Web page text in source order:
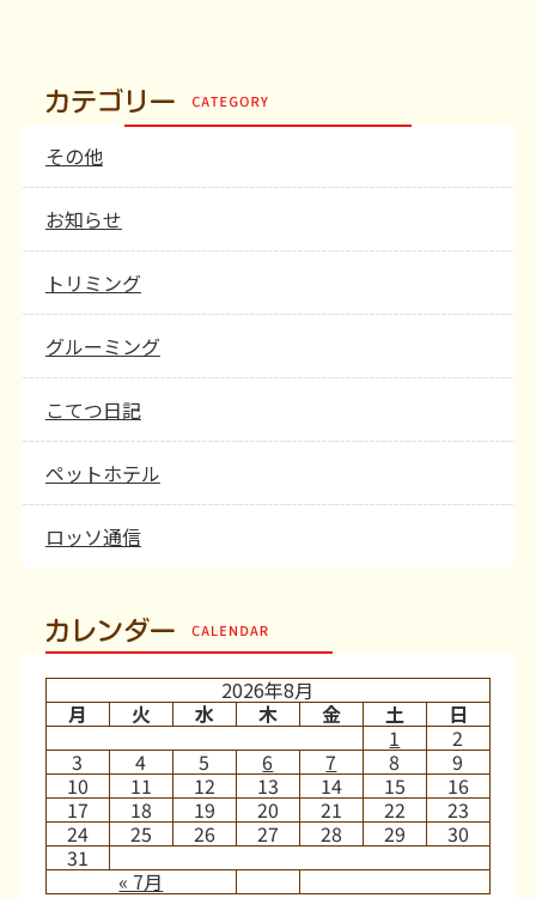
その他
お知らせ
トリミング
グルーミング
こてつ日記
ペットホテル
ロッソ通信
カレンダー
2026年8月
月
火 水 木 金 土 日
« 7月
1
2
3
4 5 6 7 8
9
10
11 12 13 14 15
16
17
18 19 20 21 22
23
24
25 26 27 28 29
30
31